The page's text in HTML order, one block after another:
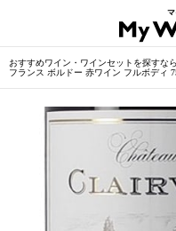
おすすめワイン・ワインセットを探すな
フランス ボルドー 赤ワイン フルボディ